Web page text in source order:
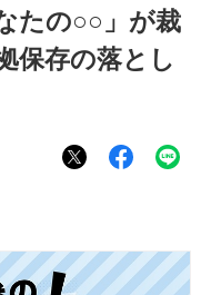
たの○○」が裁
保存の落とし